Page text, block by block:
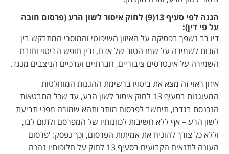
הגנה לפי סעיף 13(9) לחוק איסור לשון הרע (פרסום חובה
על פי דין):
דיו רב נשפך בפסיקה על האיזון השיפוטי והמוסרי המתבקש בין
הזכות לשמירה על שמו הטוב של אדם, ובין חופש הביטוי וחובת
השמירה על אינטרסים ציבוריים, חברתיים וערכיים הניצבים מנגד.
איזון ראוי זה מצא את ביטויו ברשימת ההגנות המוחלטות
המעוגנות בסעיף 13 לחוק איסור לשון הרע, עד שכל התבטאות
הנכנסת בגדרו, תיחשב לפרסום מותר ותהא שמורה מפני תביעת
לשון הרע – אף ללא חשיבות לכוונותיו של המפרסם ולתום לבו,
וללא כל צורך להוכיח את אמיתות הפרסום, וכך נפסק: 'פרסום
העונה לתנאים הקבועים בסעיף 13 לחוק על חלופותיו נהנה